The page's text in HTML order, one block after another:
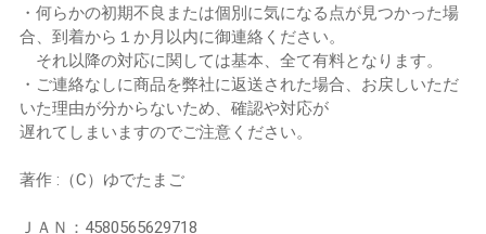
・何らかの初期不良または個別に気になる点が見つかった場
合、到着から１か月以内に御連絡ください。
それ以降の対応に関しては基本、全て有料となります。
・ご連絡なしに商品を弊社に返送された場合、お戻しいただ
いた理由が分からないため、確認や対応が
遅れてしまいますのでご注意ください。
著作 :（C）ゆでたまご
ＪＡＮ：4580565629718